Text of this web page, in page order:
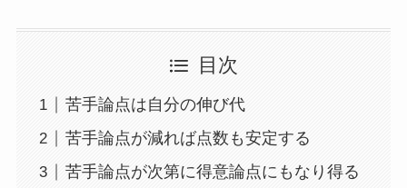
目次
苦手論点は自分の伸び代
苦手論点が減れば点数も安定する
苦手論点が次第に得意論点にもなり得る